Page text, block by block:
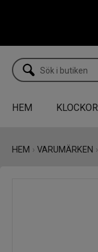
HEM KLOCKOR
HEM › VARUMÄRKEN ›